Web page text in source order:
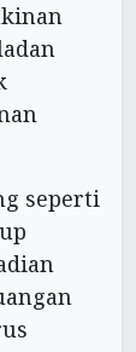
seperti